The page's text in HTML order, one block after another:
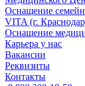
Оснащение
VITA (г.
Оснащение
Карьера у нас
Вакансии
Реквизиты
Контакты